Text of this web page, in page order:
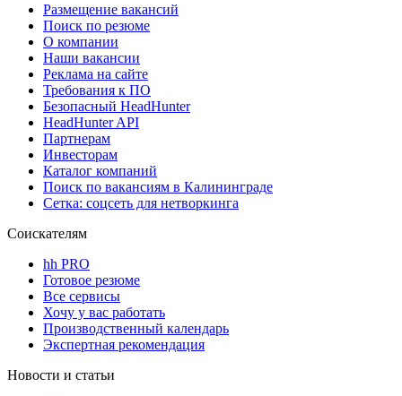
Размещение вакансий
Поиск по резюме
О компании
Наши вакансии
Реклама на сайте
Требования к ПО
Безопасный HeadHunter
HeadHunter API
Партнерам
Инвесторам
Каталог компаний
Поиск по вакансиям в Калининграде
Сетка: соцсеть для нетворкинга
Соискателям
hh PRO
Готовое резюме
Все сервисы
Хочу у вас работать
Производственный календарь
Экспертная рекомендация
Новости и статьи